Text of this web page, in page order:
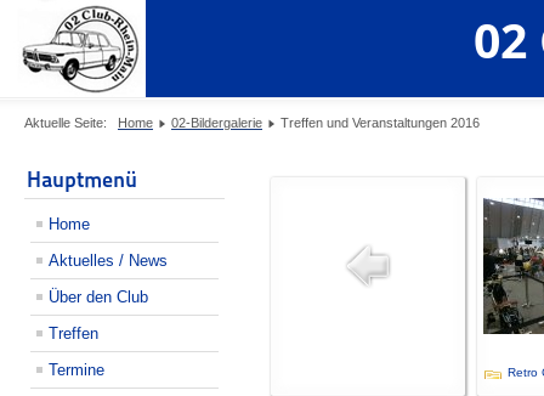
02
Aktuelle Seite: Home 02-Bildergalerie Treffen und Veranstaltungen 2016
Hauptmenü
Home
Aktuelles / News
Über den Club
Treffen
Termine
Retro